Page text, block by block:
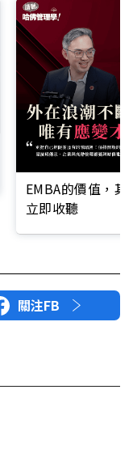
EMBA的價值，
立即收聽
關注FB